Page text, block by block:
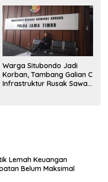
Warga Situbondo Jadi
Korban, Tambang Galian C
Infrastruktur Rusak Sawah
Lemah Keuangan
Belum Maksimal